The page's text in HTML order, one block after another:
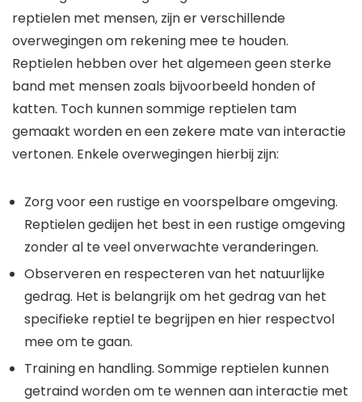
reptielen met mensen, zijn er verschillende
overwegingen om rekening mee te houden.
Reptielen hebben over het algemeen geen sterke
band met mensen zoals bijvoorbeeld honden of
katten. Toch kunnen sommige reptielen tam
gemaakt worden en een zekere mate van interactie
vertonen. Enkele overwegingen hierbij zijn:
Zorg voor een rustige en voorspelbare omgeving.
Reptielen gedijen het best in een rustige omgeving
zonder al te veel onverwachte veranderingen.
Observeren en respecteren van het natuurlijke
gedrag. Het is belangrijk om het gedrag van het
specifieke reptiel te begrijpen en hier respectvol
mee om te gaan.
Training en handling. Sommige reptielen kunnen
getraind worden om te wennen aan interactie met